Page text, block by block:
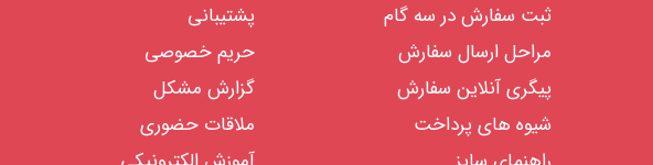
ثبت سفارش در سه گام
مراحل ارسال سفارش
پیگری آنلاین سفارش
شیوه های پرداخت
پشتیبانی
حریم خصوصی
گزارش مشکل
ملاقات حضوری